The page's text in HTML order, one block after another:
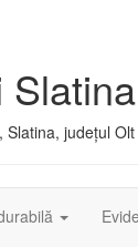
Slatina
Slatina, județul Olt